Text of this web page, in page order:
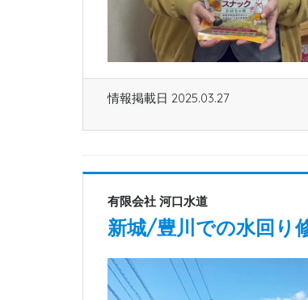
情報掲載日 2025.03.27
有限会社 河口水道
新城/豊川での水回り